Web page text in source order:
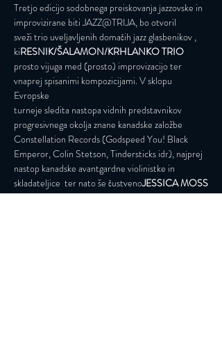
Tretjo edicijo sodobnega preiskovanja jazzovske in
improvizirane biti JAZZ@TRIJA, bo otvoril
sveži trio uveljavljenih domačih jazz glasbenikov ,
kiRESNIK/ŠALAMON/KRHLANKO TRIO
prosto vijuga med (prosto) improvizacijo ter
vnaprej spisanimi kompozicijami. V sklopu
Evropske
turneje sledita nastopa vidnih predstavnikov
progresivnega okolja znane kanadske založbe
Constellation Records (Godspeed You! Black
Emperor, Colin Stetson, Tindersticks idr), najprej
nastop kanadske avantgardne violinistke in
skladateljice ter nato še čustvenoJESSICA MOSS